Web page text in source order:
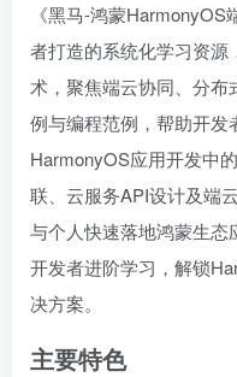
《黑马-鸿蒙
者打造的系统化学习资
术，聚焦端云协同、分布
例与编程范例，帮助开发
HarmonyOS应用开发中
联、云服务API设计及端
与个人快速落地鸿蒙生态
开发者进阶学习，解锁
决方案。
主要特色